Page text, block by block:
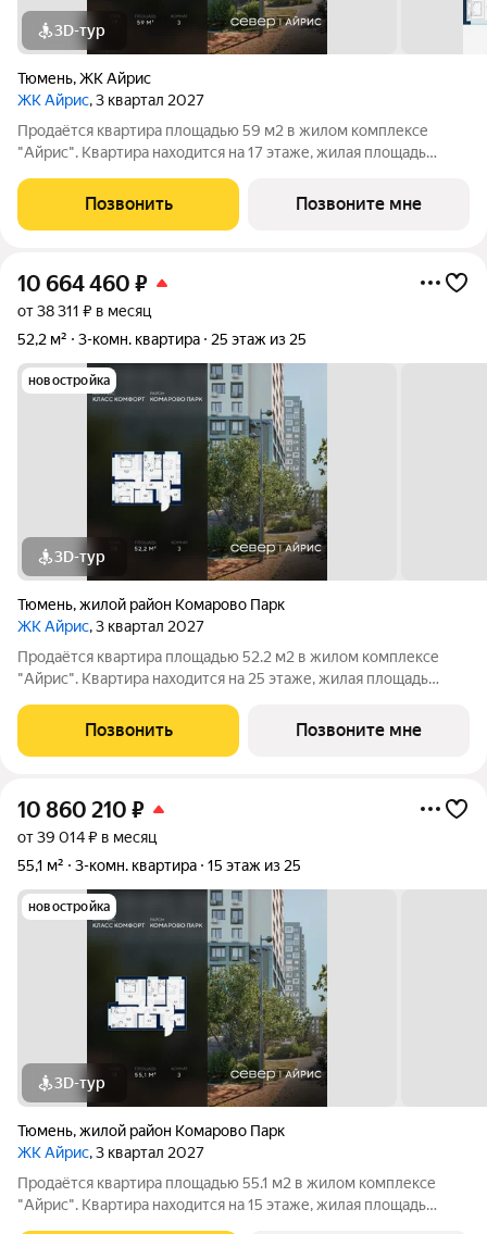
3D-тур
Тюмень,ЖК Айрис
ЖК Айрис, 3 квартал 2027
Продаётся квартира площадью 59 м2 в жилом комплексе
"Айрис". Квартира находится на 17 этаже, жилая площадь
особенностей планировки изолированные комнаты с окнами
на одну сторону, 1 совмещённый
Позвонить Позвоните мне
10 664 460 ₽
от 38 311 ₽ в месяц
52,2 м²
3-комн. квартира 25 этаж из 25
новостройка
3D-тур
Тюмень,жилой район Комарово Парк
ЖК Айрис, 3 квартал 2027
Продаётся квартира площадью 52.2 м2 в жилом комплексе
"Айрис". Квартира находится на 25 этаже, жилая площадь
особенностей планировки изолированные комнаты с окнами
на одну сторону, 1 совмещённый
Позвонить Позвоните мне
10 860 210 ₽
от 39 014 ₽ в месяц
55,1 м²
3-комн. квартира 15 этаж из 25
новостройка
3D-тур
Тюмень,жилой район Комарово Парк
ЖК Айрис, 3 квартал 2027
Продаётся квартира площадью 55.1 м2 в жилом комплексе
"Айрис". Квартира находится на 15 этаже, жилая площадь